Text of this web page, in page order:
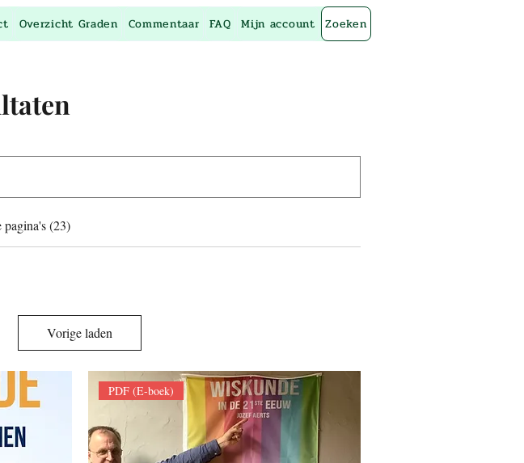
Overzicht Graden Commentaar FAQ Mijn account Zoeken
pagina's (23)
Vorige laden
PDF (E-boek)